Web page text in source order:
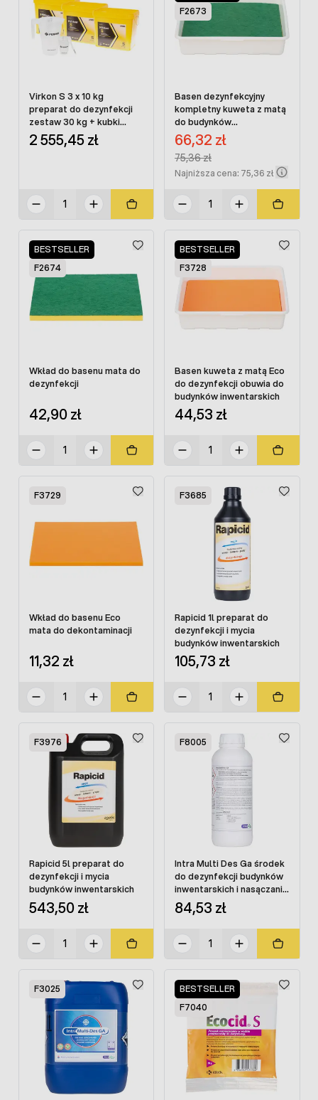
Virkon S 3 x 10 kg
preparat do dezynfekcji
zestaw 30 kg + kubki
pomiarowe GRATIS
2 555,45 zł
F2673
Basen dezynfekcyjny
kompletny kuweta z matą
do budynków
inwentarskich
Cena promocyjna:
66,32 zł
Regular Price:
75,36 zł
Najniższa cena: 75,36 zł
BESTSELLER
F2674
Wkład do basenu mata do
dezynfekcji
42,90 zł
BESTSELLER
F3728
Basen kuweta z matą Eco
do dezynfekcji obuwia do
budynków inwentarskich
44,53 zł
F3729
Wkład do basenu Eco
mata do dekontaminacji
11,32 zł
F3685
Rapicid 1l preparat do
dezynfekcji i mycia
budynków inwentarskich
105,73 zł
F3976
Rapicid 5l preparat do
dezynfekcji i mycia
budynków inwentarskich
543,50 zł
F8005
Intra Multi Des Ga środek
do dezynfekcji budynków
inwentarskich i nasączania
mat 1 l
84,53 zł
F3025
BESTSELLER
F7040